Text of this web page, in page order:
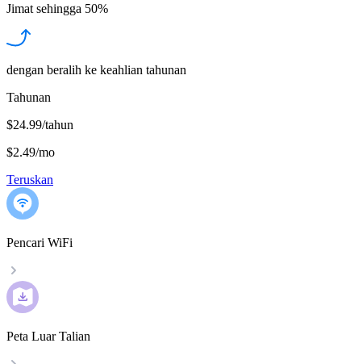
Jimat sehingga 50%
dengan beralih ke keahlian tahunan
Tahunan
$24.99/tahun
$2.49/mo
Teruskan
Pencari WiFi
Peta Luar Talian